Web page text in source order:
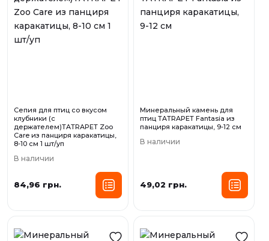
Сепия для птиц со вкусом
клубники (с
держателем)TATRAPET Zoo
Care из панциря каракатицы,
8-10 см 1 шт/уп
В наличии
84,96 грн.
Минеральный камень для
птиц TATRAPET Fantasia из
панциря каракатицы, 9-12 см
В наличии
49,02 грн.